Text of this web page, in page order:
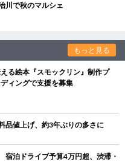
川で秋のマルシェ
もっと見る
る絵本『スモックリン』制作プ
ィングで支援を募集
品値上げ、約3年ぶりの多さに
泊ドライブ予算4万円超、渋滞・